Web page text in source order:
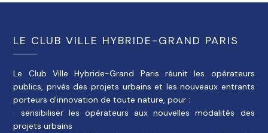
LE CLUB VILLE HYBRIDE-GRAND PARIS
Le Club Ville Hybride-Grand Paris réunit les opérateurs
publics, privés des projets urbains et les nouveaux entrants
porteurs d’innovation de toute nature, pour :
· sensibiliser les opérateurs aux nouvelles modalités des
projets urbains